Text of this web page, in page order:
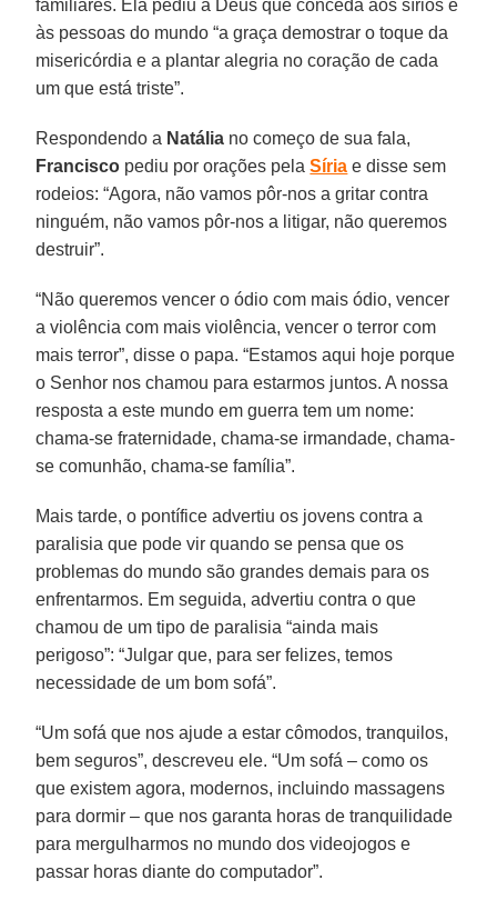
familiares. Ela pediu a Deus que conceda aos sírios e
às pessoas do mundo “a graça demostrar o toque da
misericórdia e a plantar alegria no coração de cada
um que está triste”.
Respondendo a Natália no começo de sua fala,
Francisco pediu por orações pelaSíria e disse sem
rodeios: “Agora, não vamos pôr-nos a gritar contra
ninguém, não vamos pôr-nos a litigar, não queremos
destruir”.
“Não queremos vencer o ódio com mais ódio, vencer
a violência com mais violência, vencer o terror com
mais terror”, disse o papa. “Estamos aqui hoje porque
o Senhor nos chamou para estarmos juntos. A nossa
resposta a este mundo em guerra tem um nome:
chama-se fraternidade, chama-se irmandade, chama-
se comunhão, chama-se família”.
Mais tarde, o pontífice advertiu os jovens contra a
paralisia que pode vir quando se pensa que os
problemas do mundo são grandes demais para os
enfrentarmos. Em seguida, advertiu contra o que
chamou de um tipo de paralisia “ainda mais
perigoso”: “Julgar que, para ser felizes, temos
necessidade de um bom sofá”.
“Um sofá que nos ajude a estar cômodos, tranquilos,
bem seguros”, descreveu ele. “Um sofá – como os
que existem agora, modernos, incluindo massagens
para dormir – que nos garanta horas de tranquilidade
para mergulharmos no mundo dos videojogos e
passar horas diante do computador”.